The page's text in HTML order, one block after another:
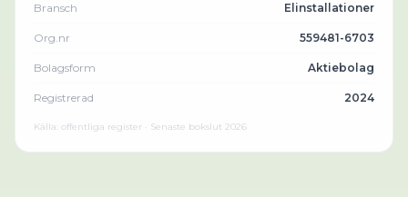
Bransch Elinstallationer
Org.nr 559481-6703
Bolagsform Aktiebolag
Registrerad 2024
Källa: offentliga register · Senaste bokslut 2026